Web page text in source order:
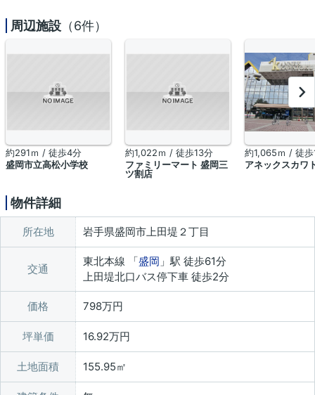
周辺施設 （6件）
約291ｍ / 徒歩4分
盛岡市立高松小学校
約1,022ｍ / 徒歩13分
ファミリーマート 盛岡三
ツ割店
約1,065ｍ / 徒歩
アネックスカワ
物件詳細
所在地 岩手県盛岡市上田堤２丁目
交通
東北本線 「盛岡 」駅 徒歩61分
上田堤北口バス停下車 徒歩2分
価格 798万円
坪単価 16.92万円
土地面積 155.95㎡